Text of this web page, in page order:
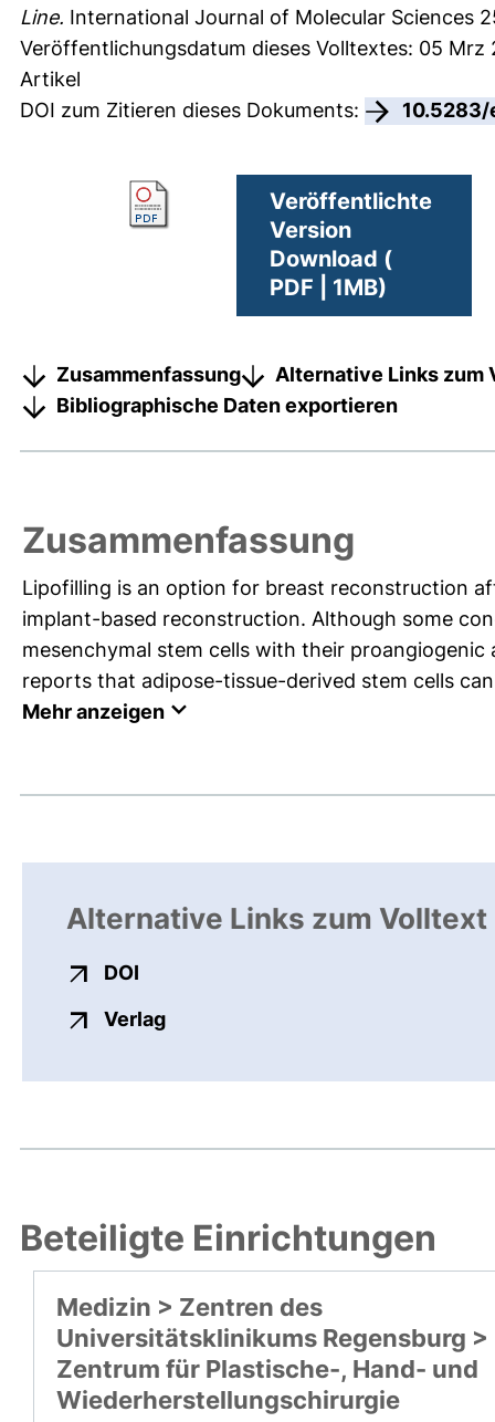
Line. International Journal of Molecular Sciences
Veröffentlichungsdatum dieses Volltextes: 05 Mrz
Artikel
DOI zum Zitieren dieses Dokuments:
Veröffentlichte
Version
Download (
PDF | 1MB)
Zusammenfassung
Alternative Links zum
Bibliographische Daten exportieren
Zusammenfassung
Lipofilling is an option for breast reconstruction
implant-based reconstruction. Although some
mesenchymal stem cells with their
reports that adipose-tissue-derived stem cells
Mehr anzeigen
Alternative Links zum Volltext
DOI
Verlagexterner Link, öffnet neues
Beteiligte Einrichtungen
Medizin > Zentren des
Universitätsklinikums Regensburg >
Zentrum für Plastische-, Hand- und
Wiederherstellungschirurgie